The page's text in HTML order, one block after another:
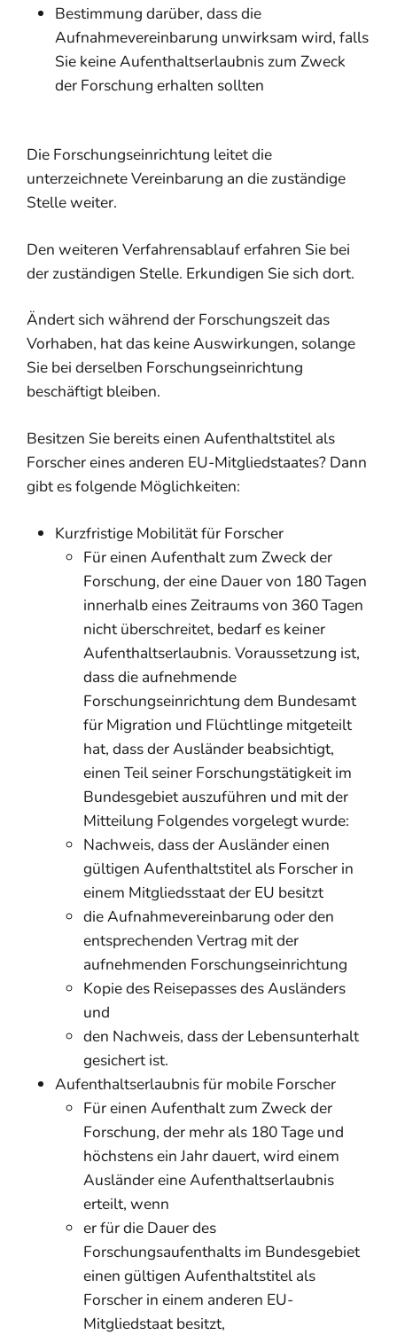
Bestimmung darüber, dass die
Aufnahmevereinbarung unwirksam wird, falls
Sie keine Aufenthaltserlaubnis zum Zweck
der Forschung erhalten sollten
Die Forschungseinrichtung leitet die
unterzeichnete Vereinbarung an die zuständige
Stelle weiter.
Den weiteren Verfahrensablauf erfahren Sie bei
der zuständigen Stelle. Erkundigen Sie sich dort.
Ändert sich während der Forschungszeit das
Vorhaben, hat das keine Auswirkungen, solange
Sie bei derselben Forschungseinrichtung
beschäftigt bleiben.
Besitzen Sie bereits einen Aufenthaltstitel als
Forscher eines anderen EU-Mitgliedstaates? Dann
gibt es folgende Möglichkeiten:
Kurzfristige Mobilität für Forscher
Für einen Aufenthalt zum Zweck der
Forschung, der eine Dauer von 180 Tagen
innerhalb eines Zeitraums von 360 Tagen
nicht überschreitet, bedarf es keiner
Aufenthaltserlaubnis. Voraussetzung ist,
dass die aufnehmende
Forschungseinrichtung dem Bundesamt
für Migration und Flüchtlinge mitgeteilt
hat, dass der Ausländer beabsichtigt,
einen Teil seiner Forschungstätigkeit im
Bundesgebiet auszuführen und mit der
Mitteilung Folgendes vorgelegt wurde:
Nachweis, dass der Ausländer einen
gültigen Aufenthaltstitel als Forscher in
einem Mitgliedsstaat der EU besitzt
die Aufnahmevereinbarung oder den
entsprechenden Vertrag mit der
aufnehmenden Forschungseinrichtung
Kopie des Reisepasses des Ausländers
und
den Nachweis, dass der Lebensunterhalt
gesichert ist.
Aufenthaltserlaubnis für mobile Forscher
Für einen Aufenthalt zum Zweck der
Forschung, der mehr als 180 Tage und
höchstens ein Jahr dauert, wird einem
Ausländer eine Aufenthaltserlaubnis
erteilt, wenn
er für die Dauer des
Forschungsaufenthalts im Bundesgebiet
einen gültigen Aufenthaltstitel als
Forscher in einem anderen EU-
Mitgliedstaat besitzt,